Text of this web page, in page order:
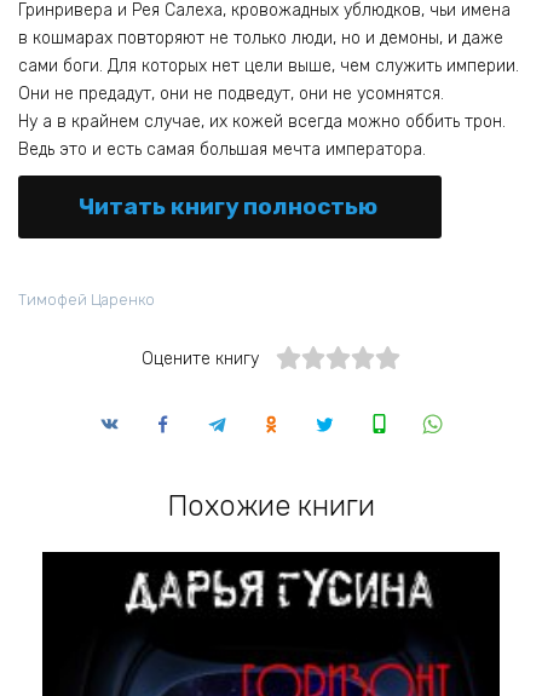
Гринривера и Рея Салеха, кровожадных ублюдков, чьи имена
в кошмарах повторяют не только люди, но и демоны, и даже
сами боги. Для которых нет цели выше, чем служить империи.
Они не предадут, они не подведут, они не усомнятся.
Ну а в крайнем случае, их кожей всегда можно оббить трон.
Ведь это и есть самая большая мечта императора.
Читать книгу полностью
Тимофей Царенко
Оцените книгу
Похожие книги